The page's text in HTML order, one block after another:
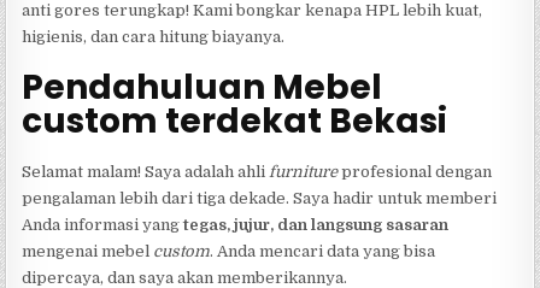
anti gores terungkap! Kami bongkar kenapa HPL lebih kuat,
higienis, dan cara hitung biayanya.
Pendahuluan Mebel
custom terdekat Bekasi
Selamat malam! Saya adalah ahli furnitureprofesional dengan
pengalaman lebih dari tiga dekade. Saya hadir untuk memberi
Anda informasi yangtegas, jujur, dan langsung sasaran
mengenai mebel custom. Anda mencari data yang bisa
dipercaya, dan saya akan memberikannya.